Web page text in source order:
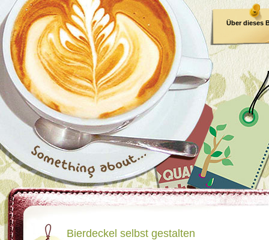
Über dieses
Bierdeckel selbst gestalten